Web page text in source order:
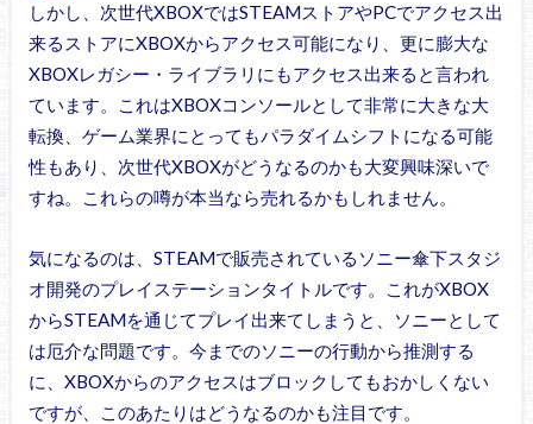
しかし、次世代XBOXではSTEAMストアやPCでアクセス出
来るストアにXBOXからアクセス可能になり、更に膨大な
XBOXレガシー・ライブラリにもアクセス出来ると言われ
ています。これはXBOXコンソールとして非常に大きな大
転換、ゲーム業界にとってもパラダイムシフトになる可能
性もあり、次世代XBOXがどうなるのかも大変興味深いで
すね。これらの噂が本当なら売れるかもしれません。
気になるのは、STEAMで販売されているソニー傘下スタジ
オ開発のプレイステーションタイトルです。これがXBOX
からSTEAMを通じてプレイ出来てしまうと、ソニーとして
は厄介な問題です。今までのソニーの行動から推測する
に、XBOXからのアクセスはブロックしてもおかしくない
ですが、このあたりはどうなるのかも注目です。